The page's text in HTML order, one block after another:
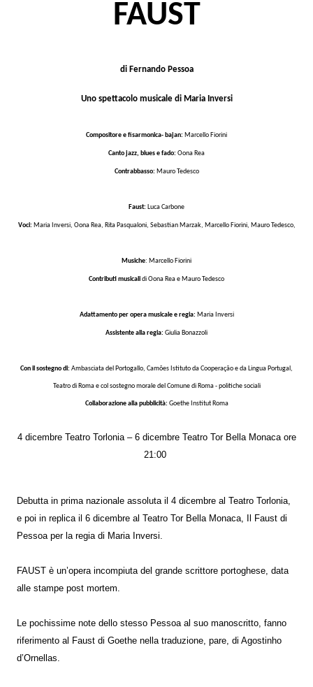
FAUST
di Fernando Pessoa
Uno spettacolo musicale di Maria Inversi
Compositore e fisarmonica- bajan: Marcello Fiorini
Canto jazz, blues e fado: Oona Rea
Contrabbasso: Mauro Tedesco
Faust: Luca Carbone
Voci: Maria Inversi, Oona Rea, Rita Pasqualoni, Sebastian Marzak, Marcello Fiorini, Mauro Tedesco,
Musiche: Marcello Fiorini
Contributi musicalidi Oona Rea e Mauro Tedesco
Adattamento per opera musicale e regia: Maria Inversi
Assistente alla regia: Giulia Bonazzoli
Con il sostegno di: Ambasciata del Portogallo, Camões Istituto da Cooperação e da Lingua Portugal,
Teatro di Roma e col sostegno morale del Comune di Roma - politiche sociali
Collaborazione alla pubblicità: Goethe Institut Roma
4 dicembre Teatro Torlonia – 6 dicembre Teatro Tor Bella Monaca ore
21:00
Debutta in prima nazionale assoluta il 4 dicembre al Teatro Torlonia,
e poi in replica il 6 dicembre al Teatro Tor Bella Monaca, Il Faust di
Pessoa per la regia di Maria Inversi.
FAUST è un’opera incompiuta del grande scrittore portoghese, data
alle stampe post mortem.
Le pochissime note dello stesso Pessoa al suo manoscritto, fanno
riferimento al Faust di Goethe nella traduzione, pare, di Agostinho
d’Ornellas.